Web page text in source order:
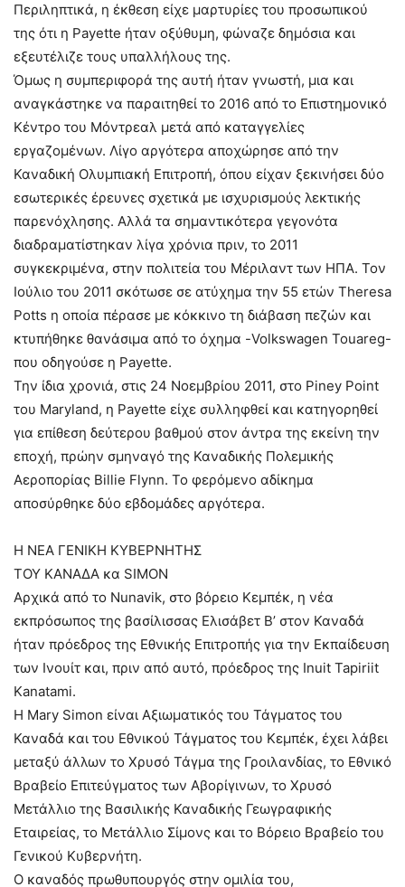
Περιληπτικά, η έκθεση είχε μαρτυρίες του προσωπικού
της ότι η Payette ήταν οξύθυμη, φώναζε δημόσια και
εξευτέλιζε τους υπαλλήλους της.
Όμως η συμπεριφορά της αυτή ήταν γνωστή, μια και
αναγκάστηκε να παραιτηθεί το 2016 από το Επιστημονικό
Κέντρο του Μόντρεαλ μετά από καταγγελίες
εργαζομένων. Λίγο αργότερα αποχώρησε από την
Καναδική Ολυμπιακή Επιτροπή, όπου είχαν ξεκινήσει δύο
εσωτερικές έρευνες σχετικά με ισχυρισμούς λεκτικής
παρενόχλησης. Αλλά τα σημαντικότερα γεγονότα
διαδραματίστηκαν λίγα χρόνια πριν, το 2011
συγκεκριμένα, στην πολιτεία του Μέριλαντ των ΗΠΑ. Τον
Ιούλιο του 2011 σκότωσε σε ατύχημα την 55 ετών Theresa
Potts η οποία πέρασε με κόκκινο τη διάβαση πεζών και
κτυπήθηκε θανάσιμα από το όχημα -Volkswagen Touareg-
που οδηγούσε η Payette.
Την ίδια χρονιά, στις 24 Νοεμβρίου 2011, στο Piney Point
του Maryland, η Payette είχε συλληφθεί και κατηγορηθεί
για επίθεση δεύτερου βαθμού στον άντρα της εκείνη την
εποχή, πρώην σμηναγό της Καναδικής Πολεμικής
Αεροπορίας Billie Flynn. Το φερόμενο αδίκημα
αποσύρθηκε δύο εβδομάδες αργότερα.
Η ΝΕΑ ΓΕΝΙΚΗ ΚΥΒΕΡΝΗΤΗΣ
ΤΟΥ ΚΑΝΑΔΑ κα SIMON
Αρχικά από το Nunavik, στο βόρειο Κεμπέκ, η νέα
εκπρόσωπος της βασίλισσας Ελισάβετ Β’ στον Καναδά
ήταν πρόεδρος της Εθνικής Επιτροπής για την Εκπαίδευση
των Ινουίτ και, πριν από αυτό, πρόεδρος της Inuit Tapiriit
Kanatami.
Η Mary Simon είναι Αξιωματικός του Τάγματος του
Καναδά και του Εθνικού Τάγματος του Κεμπέκ, έχει λάβει
μεταξύ άλλων το Χρυσό Τάγμα της Γροιλανδίας, το Εθνικό
Βραβείο Επιτεύγματος των Αβορίγινων, το Χρυσό
Μετάλλιο της Βασιλικής Καναδικής Γεωγραφικής
Εταιρείας, το Μετάλλιο Σίμονς και το Βόρειο Βραβείο του
Γενικού Κυβερνήτη.
Ο καναδός πρωθυπουργός στην ομιλία του,